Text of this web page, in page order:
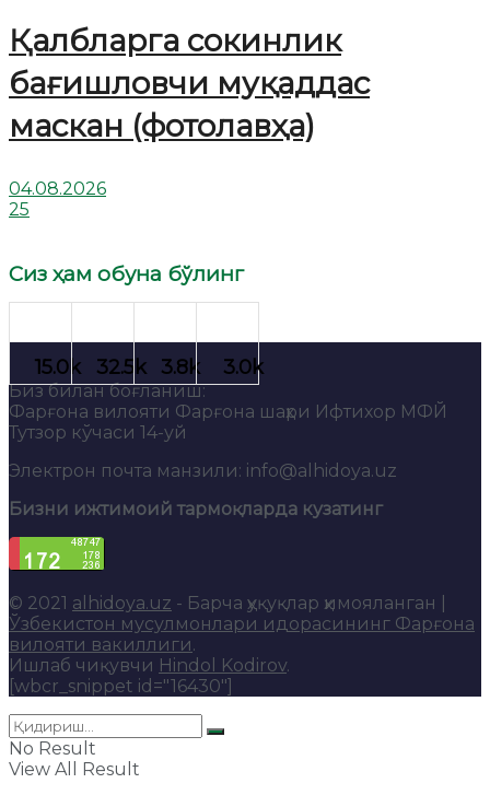
Қалбларга сокинлик
бағишловчи муқаддас
маскан (фотолавҳа)
04.08.2026
25
Сиз ҳам обуна бўлинг
Биз билан боғланиш:
Фарғона вилояти Фарғона шаҳри Ифтихор МФЙ
Тутзор кўчаси 14-уй
Электрон почта манзили: info@alhidoya.uz
Бизни ижтимоий тармоқларда кузатинг
© 2021 alhidoya.uz - Барча ҳуқуқлар ҳимояланган |
Ўзбекистон мусулмонлари идорасининг Фарғона
вилояти вакиллиги.
Ишлаб чиқувчи Hindol Kodirov.
[wbcr_snippet id="16430"]
No Result
View All Result